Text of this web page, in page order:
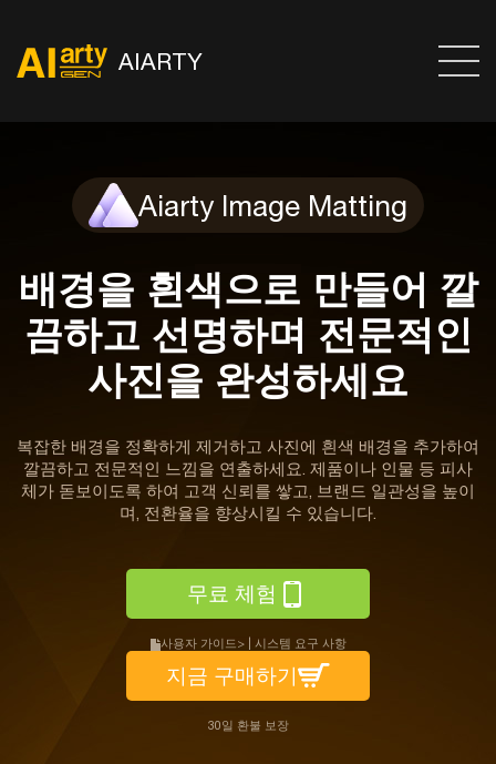
AIARTY
Aiarty Image Matting
배경을 흰색으로 만들어 깔
끔하고 선명하며 전문적인
사진을 완성하세요
복잡한 배경을 정확하게 제거하고 사진에 흰색 배경을 추가하여
깔끔하고 전문적인 느낌을 연출하세요. 제품이나 인물 등 피사
체가 돋보이도록 하여 고객 신뢰를 쌓고, 브랜드 일관성을 높이
며, 전환율을 향상시킬 수 있습니다.
무료 체험
사용자 가이드>| 시스템 요구 사항
지금 구매하기
30일 환불 보장